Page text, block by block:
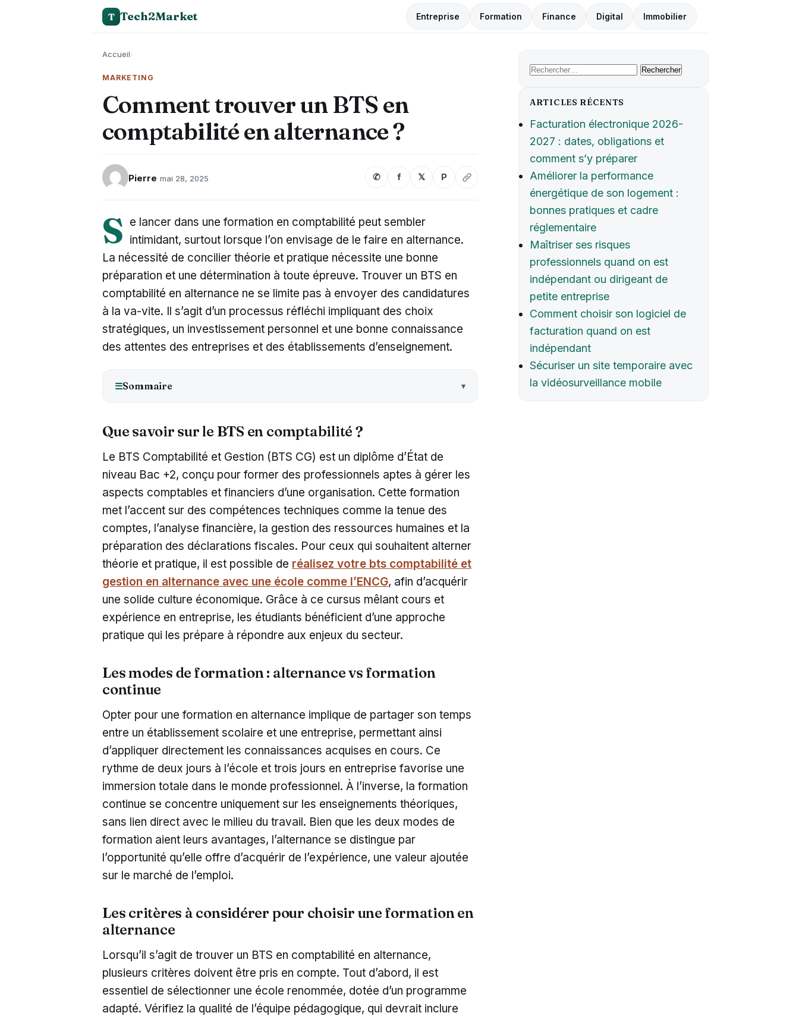
T Tech2Market Entreprise Formation Finance Digital Immobilier
Accueil›
MARKETING
Comment trouver un BTS en
comptabilité en alternance ?
Pierre mai 28, 2025 ✆ f 𝕏 P
S e lancer dans une formation en comptabilité peut sembler
intimidant, surtout lorsque l’on envisage de le faire en alternance.
La nécessité de concilier théorie et pratique nécessite une bonne
préparation et une détermination à toute épreuve. Trouver un BTS en
comptabilité en alternance ne se limite pas à envoyer des candidatures
à la va-vite. Il s’agit d’un processus réfléchi impliquant des choix
stratégiques, un investissement personnel et une bonne connaissance
des attentes des entreprises et des établissements d’enseignement.
☰Sommaire
Que savoir sur le BTS en comptabilité ?
Le BTS Comptabilité et Gestion (BTS CG) est un diplôme d’État de
niveau Bac +2, conçu pour former des professionnels aptes à gérer les
aspects comptables et financiers d’une organisation. Cette formation
met l’accent sur des compétences techniques comme la tenue des
comptes, l’analyse financière, la gestion des ressources humaines et la
préparation des déclarations fiscales. Pour ceux qui souhaitent alterner
théorie et pratique, il est possible de réalisez votre bts comptabilité et
gestion en alternance avec une école comme l’ENCG, afin d’acquérir
une solide culture économique. Grâce à ce cursus mêlant cours et
expérience en entreprise, les étudiants bénéficient d’une approche
pratique qui les prépare à répondre aux enjeux du secteur.
Les modes de formation : alternance vs formation
continue
Opter pour une formation en alternance implique de partager son temps
entre un établissement scolaire et une entreprise, permettant ainsi
d’appliquer directement les connaissances acquises en cours. Ce
rythme de deux jours à l’école et trois jours en entreprise favorise une
immersion totale dans le monde professionnel. À l’inverse, la formation
continue se concentre uniquement sur les enseignements théoriques,
sans lien direct avec le milieu du travail. Bien que les deux modes de
formation aient leurs avantages, l’alternance se distingue par
l’opportunité qu’elle offre d’acquérir de l’expérience, une valeur ajoutée
sur le marché de l’emploi.
Les critères à considérer pour choisir une formation en
alternance
Lorsqu’il s’agit de trouver un BTS en comptabilité en alternance,
plusieurs critères doivent être pris en compte. Tout d’abord, il est
essentiel de sélectionner une école renommée, dotée d’un programme
adapté. Vérifiez la qualité de l’équipe pédagogique, qui devrait inclure
Rechercher :
ARTICLES RÉCENTS
Facturation électronique 2026-
2027 : dates, obligations et
comment s’y préparer
Améliorer la performance
énergétique de son logement :
bonnes pratiques et cadre
réglementaire
Maîtriser ses risques
professionnels quand on est
indépendant ou dirigeant de
petite entreprise
Comment choisir son logiciel de
facturation quand on est
indépendant
Sécuriser un site temporaire avec
la vidéosurveillance mobile